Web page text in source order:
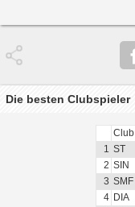
Die besten Clubspieler
Club
1 ST
2 SIN
3 SMF
4 DIA